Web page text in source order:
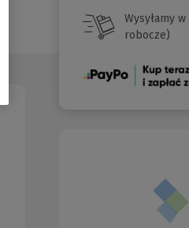
Wysyłamy
robocze)
(Nowe